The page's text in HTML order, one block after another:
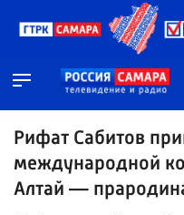
Рифат Сабитов
международной
Алтай —